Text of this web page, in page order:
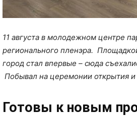
11 августа в молодежном центре
регионального пленэра.
город стал впервые – сюда
Побывал на церемонии открытия
Готовы к новым